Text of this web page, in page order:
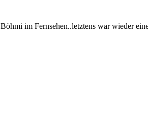
im Fernsehen..letztens war wieder